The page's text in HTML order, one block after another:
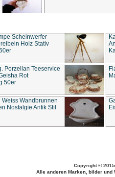
Scheinwerfer
Holz Stativ
Porzellan Teeservice
Rot
50er
Weiss Wandbrunnen
Nostalgie Antik Stil
Copyright ©
Alle anderen Marken, bilder und